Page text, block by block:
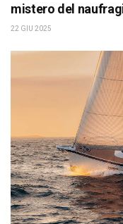
mistero del
22 GIU 2025